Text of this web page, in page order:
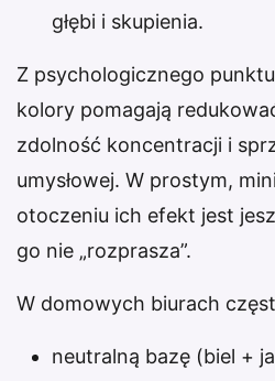
głębi i skupienia.
Z psychologicznego
kolory pomagają
zdolność koncentracji i
umysłowej. W prostym,
otoczeniu ich efekt jest
go nie „rozprasza”.
W domowych biurach
neutralną bazę (biel +